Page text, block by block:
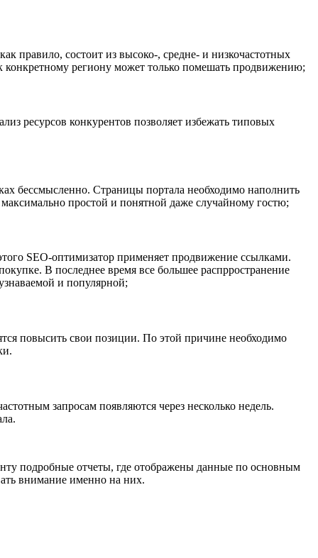
правило, состоит из высоко-, средне- и низкочастотных
конкретному региону может только помешать продвижению;
ресурсов конкурентов позволяет избежать типовых
бессмысленно. Страницы портала необходимо наполнить
простой и понятной даже случайному гостю;
SEO-оптимизатор применяет продвижение ссылками.
В последнее время все большее распрространение
и популярной;
повысить свои позиции. По этой причине необходимо
запросам появляются через несколько недель.
подробные отчеты, где отображены данные по основным
внимание именно на них.